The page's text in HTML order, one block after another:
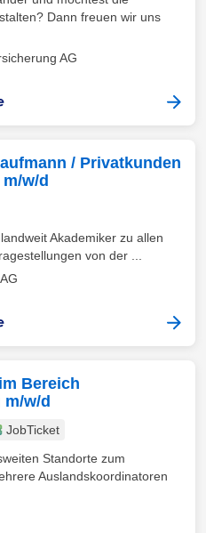
Dann freuen wir uns
AG
/ Privatkunden
w/d
Akademiker zu allen
von der ...
Bereich
w/d
JobTicket
Standorte zum
Auslandskoordinatoren